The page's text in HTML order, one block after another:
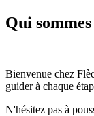
Qui
Bienvenue chez
guider à chaque
N'hésitez pas à